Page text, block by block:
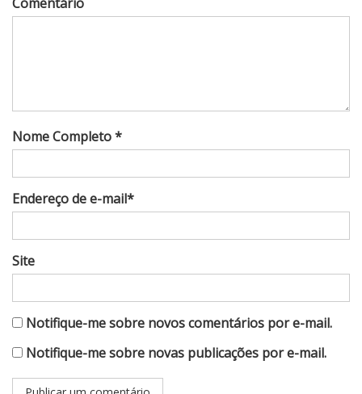
Nome Completo *
Endereço de e-mail*
Site
Notifique-me sobre novos comentários por e-mail.
Notifique-me sobre novas publicações por e-mail.